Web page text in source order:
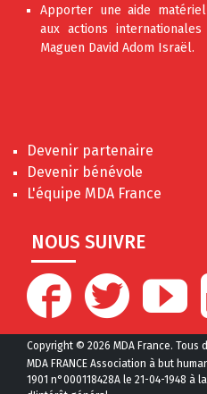
Apporter une aide
aux actions
Maguen David Adom Israël.
Devenir partenaire
Devenir bénévole
L'équipe MDA France
NOUS SUIVRE
Copyright © 2026 MDA France. Tous
MDA FRANCE Association à but
1901 n°000118428A le 21-04-1948 à